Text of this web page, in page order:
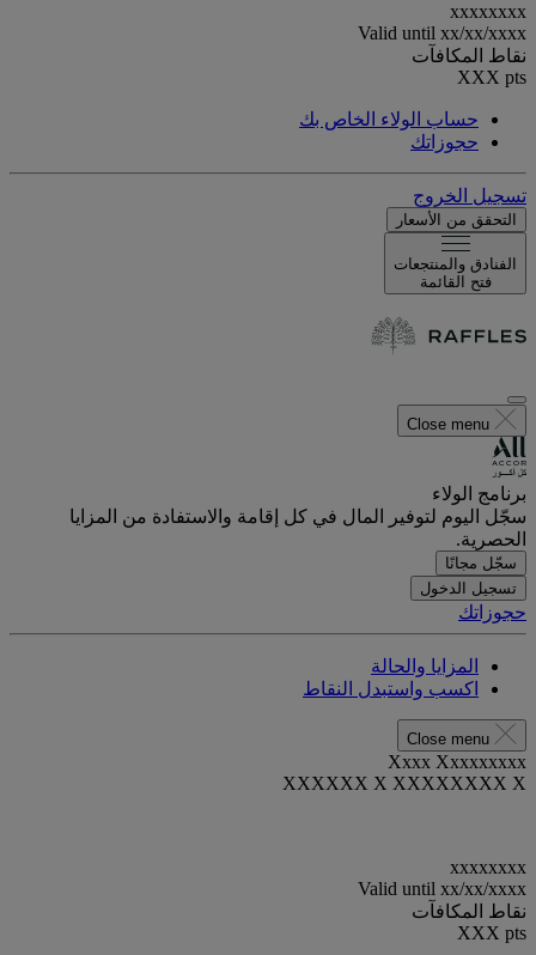
xxxxxxxx
Valid until xx/xx/xxxx
نقاط المكافآت
XXX pts
حساب الولاء الخاص بك
حجوزاتك
تسجيل الخروج
التحقق من الأسعار
الفنادق والمنتجعات
فتح القائمة
Close menu
برنامج الولاء
سجّل اليوم لتوفير المال في كل إقامة والاستفادة من المزايا
الحصرية.
سجّل مجانًا
تسجيل الدخول
حجوزاتك
المزايا والحالة
اكسب واستبدل النقاط
Close menu
Xxxx Xxxxxxxxx
XXXXXX X XXXXXXXX X
xxxxxxxx
Valid until xx/xx/xxxx
نقاط المكافآت
XXX pts